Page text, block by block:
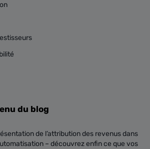
du blog
de l’attribution des revenus dans
– découvrez enfin ce que vos